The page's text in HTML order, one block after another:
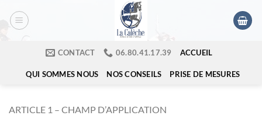
CONTACT ​06.80.41.17.39 ACCUEIL
QUI SOMMES NOUS NOS CONSEILS PRISE DE MESURES
ARTICLE 1 – CHAMP D’APPLICATION